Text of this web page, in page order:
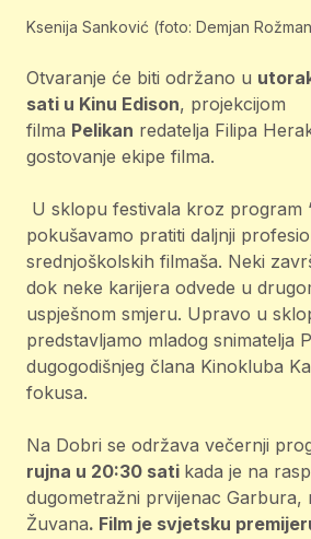
Ksenija Sanković (foto: Demjan
Otvaranje će biti održano u
sati u Kinu Edison, projekcijom
filma Pelikan redatelja Filipa
gostovanje ekipe filma.
U sklopu festivala kroz program
pokušavamo pratiti daljnji
srednjoškolskih filmaša. Neki
dok neke karijera odvede u
uspješnom smjeru. Upravo u
predstavljamo mladog snimatelja
dugogodišnjeg člana Kinokluba
fokusa.
Na Dobri se održava večernji
rujna u 20:30 sati kada je na
dugometražni prvijenac Garbura,
Žuvana. Film je svjetsku